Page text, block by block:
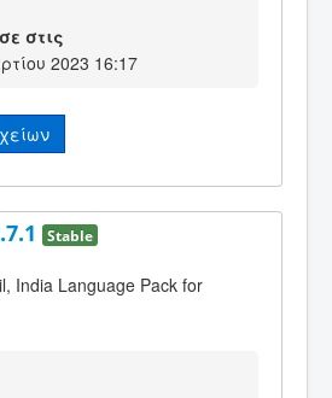
στις
2023 16:17
Stable
India Language Pack for